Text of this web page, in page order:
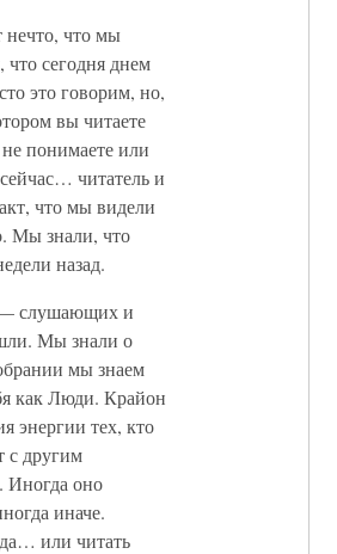
нечто, что мы
сегодня днем
это говорим, но,
вы читаете
понимаете или
читатель и
что мы видели
Мы знали, что
назад.
— слушающих и
Мы знали о
мы знаем
как Люди. Крайон
энергии тех, кто
с другим
Иногда оно
иначе.
или читать